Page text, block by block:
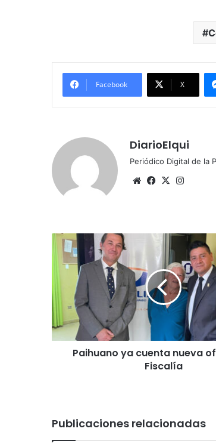
Facebook X
DiarioElqui
Periódico Digital de la
SitioFacebook
X
Paihuano
cuenta
oficina
de
Fiscalía
Paihuano ya cuenta nueva
Fiscalía
Publicaciones relacionadas